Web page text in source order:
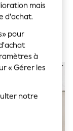
mais
d'achat.
pour
à
« Gérer les
notre